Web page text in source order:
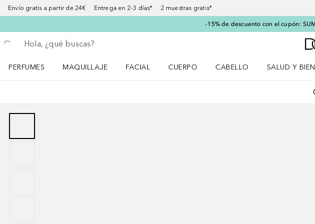
Envío gratis a partir de 24€ Entrega en 2-3 días* 2 muestras gratis*
-15% de descuento con el cupón:
Regresar
Ejecutar búsqueda
PERFUMES
MAQUILLAJE
FACIAL
CUERPO
CABELLO
SALUD Y